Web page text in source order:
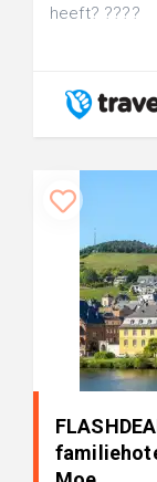
heeft? ????